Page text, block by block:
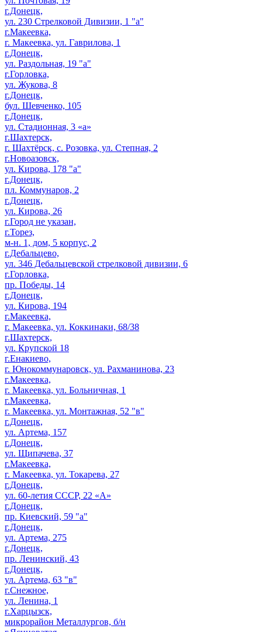
г.Донецк,
ул. 230 Стрелковой Дивизии, 1 "а"
г.Макеевка,
г. Макеевка, ул. Гаврилова, 1
г.Донецк,
ул. Раздольная, 19 "а"
г.Горловка,
ул. Жукова, 8
г.Донецк,
бул. Шевченко, 105
г.Донецк,
ул. Стадионная, 3 «а»
г.Шахтерск,
г. Шахтёрск, с. Розовка, ул. Степная, 2
г.Новоазовск,
ул. Кирова, 178 "а"
г.Донецк,
пл. Коммунаров, 2
г.Донецк,
ул. Кирова, 26
г.Город не указан,
г.Торез,
м-н. 1, дом, 5 корпус, 2
г.Дебальцево,
ул. 346 Дебальцевской стрелковой дивизии, 6
г.Горловка,
пр. Победы, 14
г.Донецк,
ул. Кирова, 194
г.Макеевка,
г. Макеевка, ул. Коккинаки, 68/38
г.Шахтерск,
ул. Крупской 18
г.Енакиево,
г. Юнокоммунаровск, ул. Рахманинова, 23
г.Макеевка,
г. Макеевка, ул. Больничная, 1
г.Макеевка,
г. Макеевка, ул. Монтажная, 52 "в"
г.Донецк,
ул. Артема, 157
г.Донецк,
ул. Щипачева, 37
г.Макеевка,
г. Макеевка, ул. Токарева, 27
г.Донецк,
ул. 60-летия СССР, 22 «А»
г.Донецк,
пр. Киевский, 59 "а"
г.Донецк,
ул. Артема, 275
г.Донецк,
пр. Ленинский, 43
г.Донецк,
ул. Артема, 63 "в"
г.Снежное,
ул. Ленина, 1
г.Харцызск,
микрорайон Металлургов, б/н